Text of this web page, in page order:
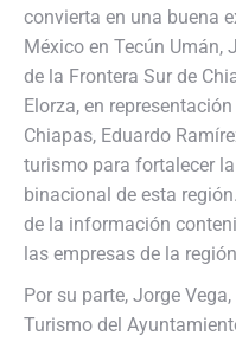
convierta en una buena
México en Tecún Umán,
de la Frontera Sur de
Elorza, en
Chiapas, Eduardo
turismo para fortalecer
binacional de esta
de la información
las empresas de la
Por su parte, Jorge
Turismo del